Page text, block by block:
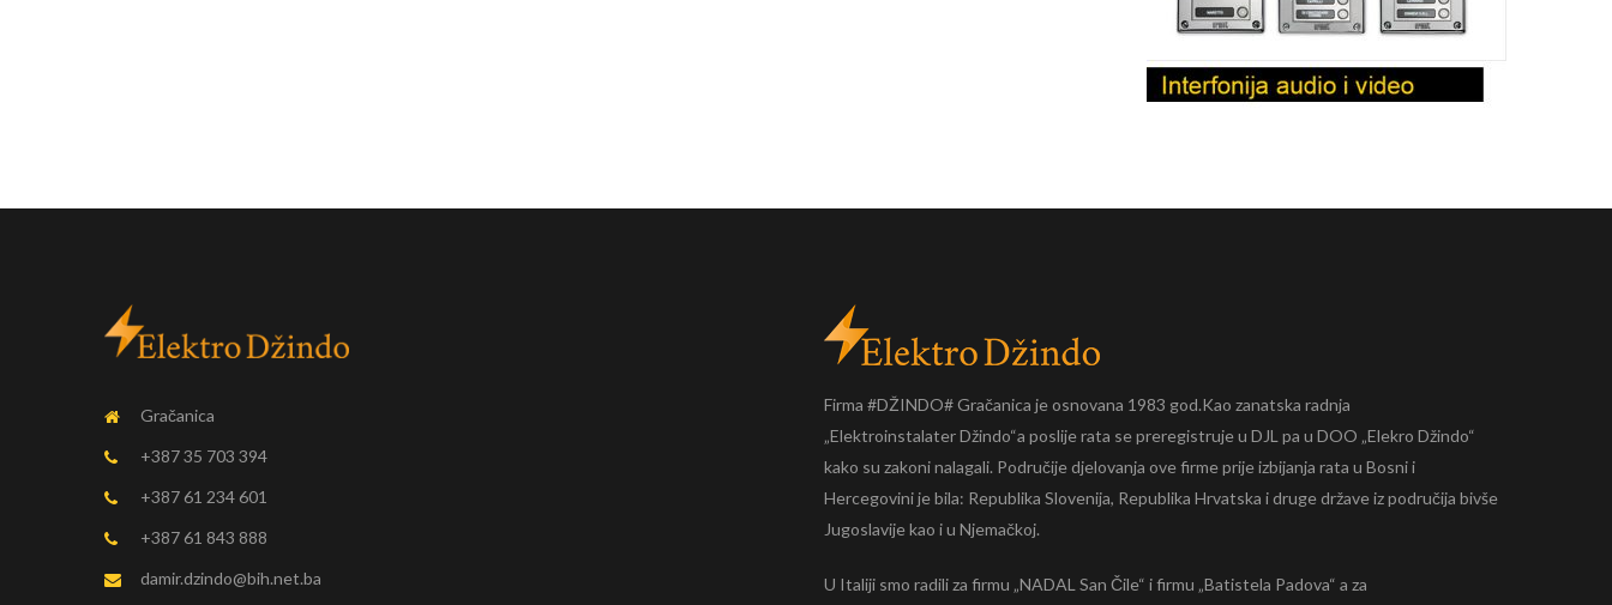
Gračanica
+387 35 703 394
+387 61 234 601
+387 61 843 888
damir.dzindo@bih.net.ba
Firma #DŽINDO# Gračanica je osnovana 1983 god.Kao zanatska radnja
„Elektroinstalater Džindo“a poslije rata se preregistruje u DJL pa u DOO „Elekro Džindo“
kako su zakoni nalagali. Područije djelovanja ove firme prije izbijanja rata u Bosni i
Hercegovini je bila: Republika Slovenija, Republika Hrvatska i druge države iz područija bivše
Jugoslavije kao i u Njemačkoj.
U Italiji smo radili za firmu „NADAL San Čile“ i firmu „Batistela Padova“ a za